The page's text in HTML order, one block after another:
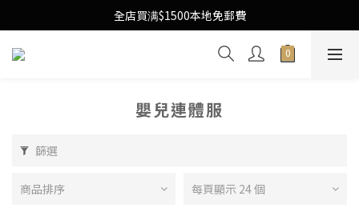
Free Local Shipping Upon $1500 purchase
全店買满$1500本地免郵費
Free Local Shipping Upon $1500 purchase
嬰兒連體服
篩選
商品排序 每頁顯示 24 個